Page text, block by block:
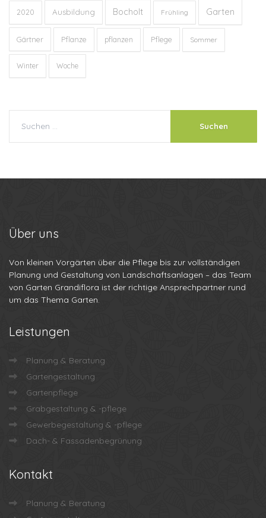
2020 Ausbildung Bocholt Frühling Garten
Gärtner Pflanze pflanzen Pflege Sommer
Winter Woche
Über uns
Von kleinen Vorgärten über die Pflege bis zur vollständigen
Planung und Gestaltung von Landschaftsanlagen – das Team
von Garten Grandiflora ist der richtige Ansprechpartner rund
um das Thema Garten.
Leistungen
Planung & Beratung
Gartengestaltung
Gartenpflege
Grabgestaltung & -pflege
Gewerbegestaltung & -pflege
Dach- & Fassadenbegrünung
Kontakt
Planung & Beratung